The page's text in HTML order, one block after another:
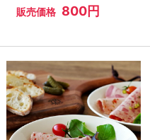
販売価格 800円